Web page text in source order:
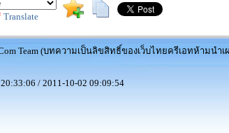
Translate
Team (บทความเป็นลิขสิทธิ์ของเว็บไทยครีเอทห้ามนำ
/ 2011-10-02 09:09:54